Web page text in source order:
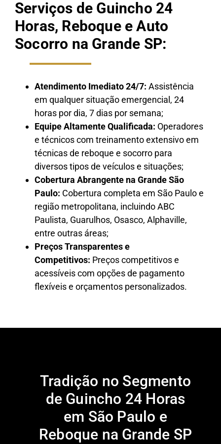
Serviços de Guincho 24
Horas, Reboque e Auto
Socorro na Grande SP:
Atendimento Imediato 24/7: Assistência
em qualquer situação emergencial, 24
horas por dia, 7 dias por semana;
Equipe Altamente Qualificada: Operadores
e técnicos com treinamento extensivo em
técnicas de reboque e socorro para
diversos tipos de veículos e situações;
Cobertura Abrangente na Grande São
Paulo: Cobertura completa em São Paulo e
região metropolitana, incluindo ABC
Paulista, Guarulhos, Osasco, Alphaville,
entre outras áreas;
Preços Transparentes e
Competitivos: Preços competitivos e
acessíveis com opções de pagamento
flexíveis e orçamentos personalizados.
Tradição no Segmento
de Guincho 24 Horas
em São Paulo e
Reboque na Grande SP